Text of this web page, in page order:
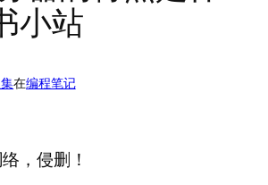
小站
在编程笔记
，侵删！